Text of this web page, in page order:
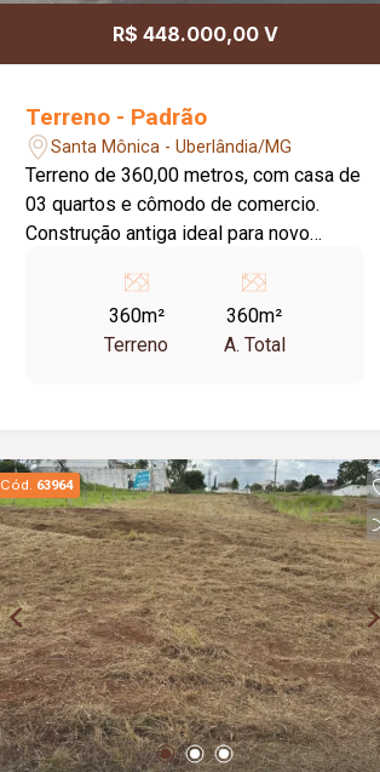
R$ 448.000,00 V
Terreno - Padrão
Santa Mônica - Uberlândia/MG
Terreno de 360,00 metros, com casa de
03 quartos e cômodo de comercio.
Construção antiga ideal para novo
360m²
Terreno
360m²
A. Total
Cód. 63964